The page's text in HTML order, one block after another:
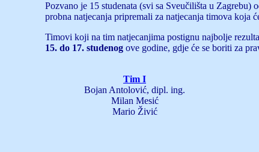
Pozvano je 15 studenata (svi sa Sveučilišta u
probna natjecanja pripremali za natjecanja timova koja
Timovi koji na tim natjecanjima postignu najbolje
15. do 17. studenogove godine, gdje će se boriti za
Tim I
Bojan Antolović, dipl. ing.
Milan Mesić
Mario Živić